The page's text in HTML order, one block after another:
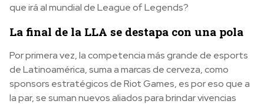
que irá al mundial de League of Legends?
La final de la LLA se destapa con una pola
Por primera vez, la competencia más grande de esports
de Latinoamérica, suma a marcas de cerveza, como
sponsors estratégicos de Riot Games, es por eso que a
la par, se suman nuevos aliados para brindar vivencias